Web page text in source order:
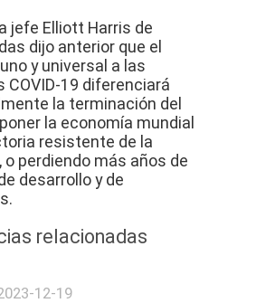
jefe Elliott Harris de
dijo anterior que el
y universal a las
COVID-19 diferenciará
la terminación del
la economía mundial
resistente de la
o perdiendo más años de
desarrollo y de
relacionadas
12-19